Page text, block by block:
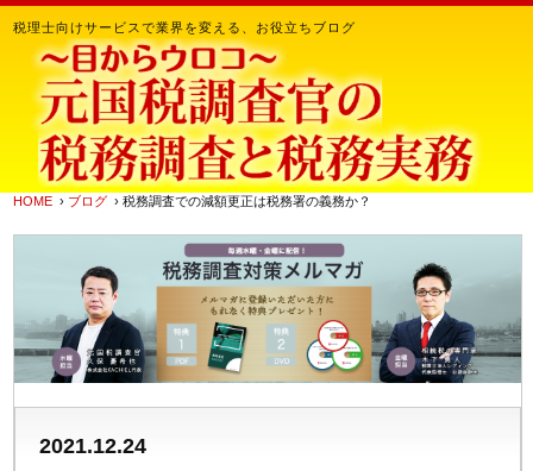
税理士向けサービスで業界を変える、お役立ちブログ
HOME › ブログ › 税務調査での減額更正は税務署の義務か？
2021.12.24